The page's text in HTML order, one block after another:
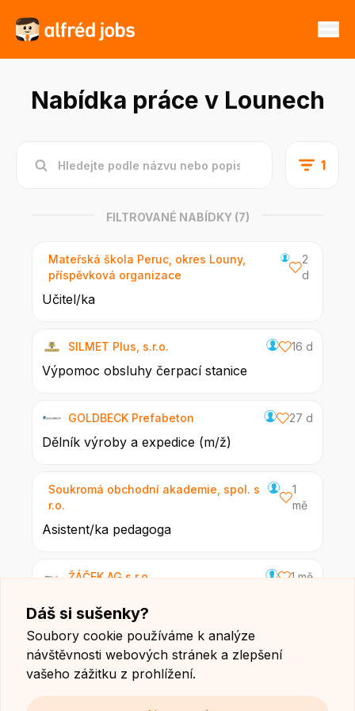
Nabídka práce v Lounech
1
FILTROVANÉ NABÍDKY (7)
Mateřská škola Peruc, okres Louny,
příspěvková organizace
2
d
Učitel/ka
SILMET Plus, s.r.o. 16 d
Výpomoc obsluhy čerpací stanice
GOLDBECK Prefabeton 27 d
Dělník výroby a expedice (m/ž)
Soukromá obchodní akademie, spol. s
r.o.
1
mě
Asistent/ka pedagoga
ŽÁČEK AG s.r.o. 1 mě
SVĚRÁKOVÁ s.r.o.
Prodavači elektrotechniky
Dáš si sušenky?
Soubory cookie používáme k analýze
návštěvnosti webových stránek a zlepšení
vašeho zážitku z prohlížení.